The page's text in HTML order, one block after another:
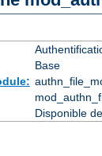
Base
Disponible